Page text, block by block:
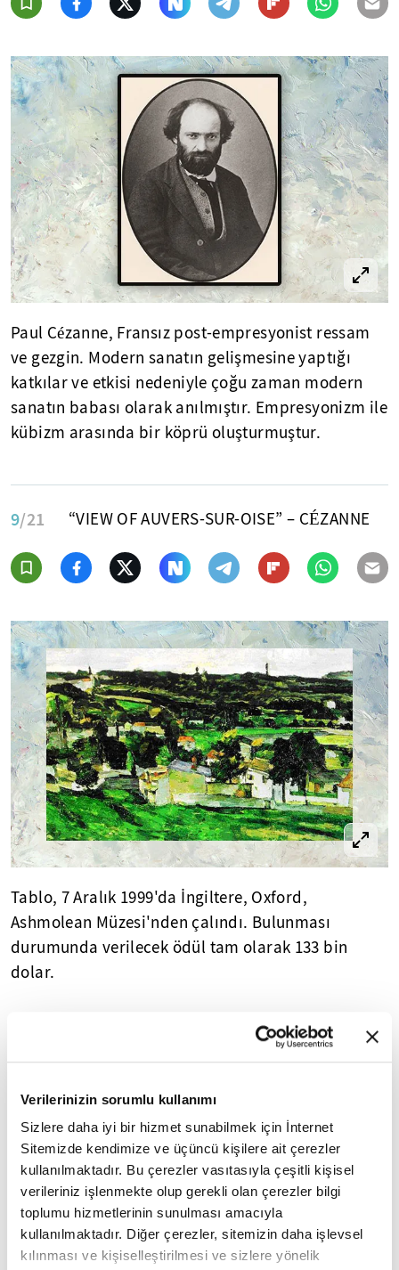
Verilerinizin sorumlu kullanımı
Sizlere daha iyi bir hizmet sunabilmek için İnternet
Sitemizde kendimize ve üçüncü kişilere ait çerezler
kullanılmaktadır. Bu çerezler vasıtasıyla çeşitli kişisel
verileriniz işlenmekte olup gerekli olan çerezler bilgi
toplumu hizmetlerinin sunulması amacıyla
kullanılmaktadır. Diğer çerezler, sitemizin daha işlevsel
kılınması ve kişiselleştirilmesi ve sizlere yönelik
Paul Cézanne, Fransız post-empresyonist ressam
ve gezgin. Modern sanatın gelişmesine yaptığı
katkılar ve etkisi nedeniyle çoğu zaman modern
sanatın babası olarak anılmıştır. Empresyonizm ile
kübizm arasında bir köprü oluşturmuştur.
9/21 “VIEW OF AUVERS-SUR-OISE” – CÉZANNE
Tablo, 7 Aralık 1999'da İngiltere, Oxford,
Ashmolean Müzesi'nden çalındı. Bulunması
durumunda verilecek ödül tam olarak 133 bin
dolar.
10/21 RAFFAELLO SANZIO